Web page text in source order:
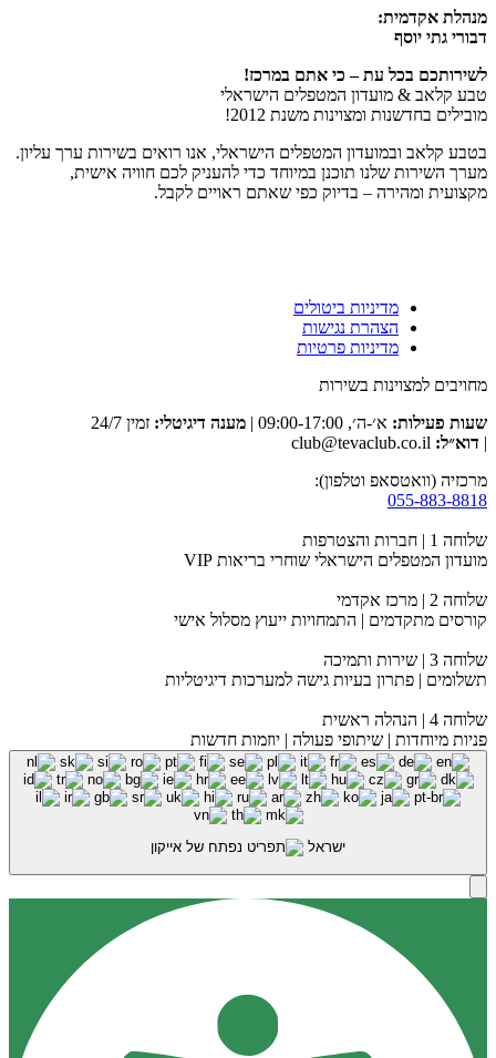
מנהלת אקדמית:
דבורי גתי יוסף
לשירותכם בכל עת – כי אתם במרכז!
טבע קלאב & מועדון המטפלים הישראלי
מובילים בחדשנות ומצוינות משנת 2012!
בטבע קלאב ובמועדון המטפלים הישראלי, אנו רואים בשירות ערך עליון.
מערך השירות שלנו תוכנן במיוחד כדי להעניק לכם חוויה אישית,
מקצועית ומהירה – בדיוק כפי שאתם ראויים לקבל.
מדיניות ביטולים
הצהרת נגישות
מדיניות פרטיות
מחויבים למצוינות בשירות
שעות פעילות: א׳-ה׳, 09:00-17:00 | מענה דיגיטלי:
זמין 24/7
| דוא״ל:
מרכזיה (וואטסאפ וטלפון):
055-883-8818
שלוחה 1 | חברות והצטרפות
מועדון המטפלים הישראלי שוחרי בריאות VIP
שלוחה 2 | מרכז אקדמי
קורסים מתקדמים | התמחויות ייעוץ מסלול אישי
שלוחה 3 | שירות ותמיכה
תשלומים | פתרון בעיות גישה למערכות דיגיטליות
שלוחה 4 | הנהלה ראשית
פניות מיוחדות | שיתופי פעולה | יוזמות חדשות
ישראל